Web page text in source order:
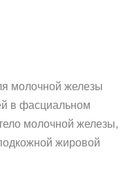
молоч­ной железы
в фасциальном
молочной железы,
жировой